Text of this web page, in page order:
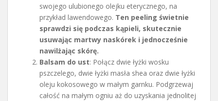
swojego ulubionego olejku eterycznego, na
przykład lawendowego. Ten peeling świetnie
sprawdzi się podczas kąpieli, skutecznie
usuwając martwy naskórek i jednocześnie
nawilżając skórę.
Balsam do ust: Połącz dwie łyżki wosku
pszczelego, dwie łyżki masła shea oraz dwie łyżki
oleju kokosowego w małym garnku. Podgrzewaj
całość na małym ogniu aż do uzyskania jednolitej